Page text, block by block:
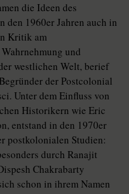
die Ideen des
1960er Jahren auch in
Kritik am
und
westlichen Welt, berief
der Postcolonial
Unter dem Einfluss von
Historikern wie Eric
entstand in den 1970er
postkolonialen Studien:
durch Ranajit
Chakrabarty
schon in ihrem Namen